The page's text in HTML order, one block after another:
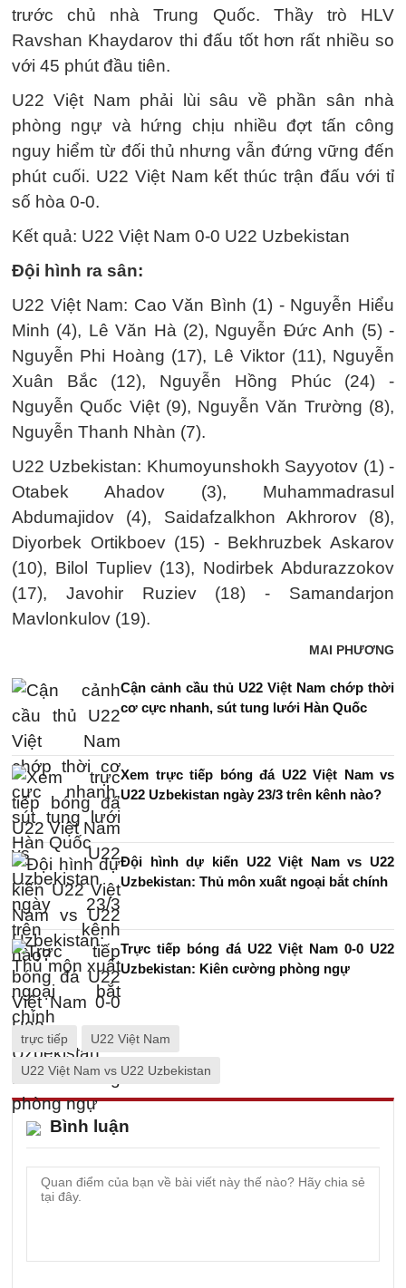
trước chủ nhà Trung Quốc. Thầy trò HLV
Ravshan Khaydarov thi đấu tốt hơn rất nhiều so
với 45 phút đầu tiên.
U22 Việt Nam phải lùi sâu về phần sân nhà
phòng ngự và hứng chịu nhiều đợt tấn công
nguy hiểm từ đối thủ nhưng vẫn đứng vững đến
phút cuối. U22 Việt Nam kết thúc trận đấu với tỉ
số hòa 0-0.
Kết quả: U22 Việt Nam 0-0 U22 Uzbekistan
Đội hình ra sân:
U22 Việt Nam: Cao Văn Bình (1) - Nguyễn Hiểu
Minh (4), Lê Văn Hà (2), Nguyễn Đức Anh (5) -
Nguyễn Phi Hoàng (17), Lê Viktor (11), Nguyễn
Xuân Bắc (12), Nguyễn Hồng Phúc (24) -
Nguyễn Quốc Việt (9), Nguyễn Văn Trường (8),
Nguyễn Thanh Nhàn (7).
U22 Uzbekistan: Khumoyunshokh Sayyotov (1) -
Otabek Ahadov (3), Muhammadrasul
Abdumajidov (4), Saidafzalkhon Akhrorov (8),
Diyorbek Ortikboev (15) - Bekhruzbek Askarov
(10), Bilol Tupliev (13), Nodirbek Abdurazzokov
(17), Javohir Ruziev (18) - Samandarjon
Mavlonkulov (19).
MAI PHƯƠNG
Cận cảnh cầu thủ U22 Việt Nam chớp thời
cơ cực nhanh, sút tung lưới Hàn Quốc
Xem trực tiếp bóng đá U22 Việt Nam vs
U22 Uzbekistan ngày 23/3 trên kênh nào?
Đội hình dự kiến U22 Việt Nam vs U22
Uzbekistan: Thủ môn xuất ngoại bắt chính
Trực tiếp bóng đá U22 Việt Nam 0-0 U22
Uzbekistan: Kiên cường phòng ngự
trực tiếp U22 Việt Nam
U22 Việt Nam vs U22 Uzbekistan
Bình luận